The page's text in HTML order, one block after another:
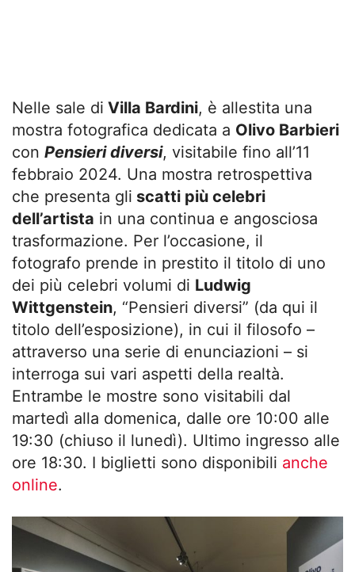
Nelle sale di Villa Bardini, è allestita una
mostra fotografica dedicata a Olivo Barbieri
con Pensieri diversi, visitabile fino all’11
febbraio 2024. Una mostra retrospettiva
che presenta gli scatti più celebri
dell’artista in una continua e angosciosa
trasformazione. Per l’occasione, il
fotografo prende in prestito il titolo di uno
dei più celebri volumi di Ludwig
Wittgenstein, “Pensieri diversi” (da qui il
titolo dell’esposizione), in cui il filosofo –
attraverso una serie di enunciazioni – si
interroga sui vari aspetti della realtà.
Entrambe le mostre sono visitabili dal
martedì alla domenica, dalle ore 10:00 alle
19:30 (chiuso il lunedì). Ultimo ingresso alle
ore 18:30. I biglietti sono disponibili anche
online.